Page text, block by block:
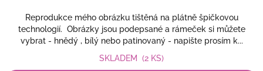
Reprodukce mého obrázku tištěná na plátně špičkovou
technologií. Obrázky jsou podepsané a rámeček si můžete
vybrat - hnědý , bílý nebo patinovaný - napište prosím k...
SKLADEM (2 KS)